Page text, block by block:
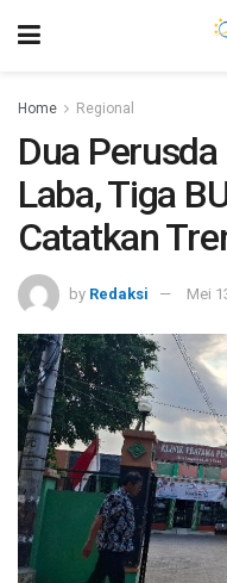
Home Regional
Dua
Laba, Tiga
Catatkan
by Redaksi Mei